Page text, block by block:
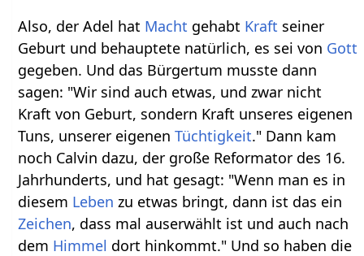
Also, der Adel hat Macht gehabt Kraft seiner
Geburt und behauptete natürlich, es sei von Gott
gegeben. Und das Bürgertum musste dann
sagen: "Wir sind auch etwas, und zwar nicht
Kraft von Geburt, sondern Kraft unseres eigenen
Tuns, unserer eigenenTüchtigkeit." Dann kam
noch Calvin dazu, der große Reformator des 16.
Jahrhunderts, und hat gesagt: "Wenn man es in
diesem Leben zu etwas bringt, dann ist das ein
Zeichen, dass mal auserwählt ist und auch nach
dem Himmel dort hinkommt." Und so haben die